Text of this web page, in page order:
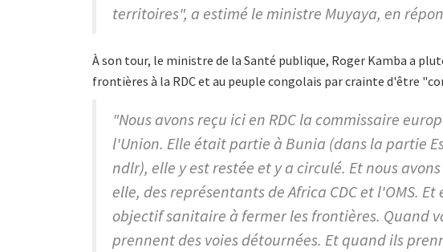
territoires", a estimé le ministre Muyaya, en
À son tour, le ministre de la Santé publique, Roger Kamba a
frontières à la RDC et au peuple congolais par crainte d'être
"Nous avons reçu ici en RDC la commissaire
l'Union. Elle était partie à Bunia (dans la partie
ndlr), elle y est restée et y a circulé. Et nous
elle, des représentants de Africa CDC et l'OMS.
objectif sanitaire à fermer les frontières. Quand
prennent des voies détournées. Et quand ils